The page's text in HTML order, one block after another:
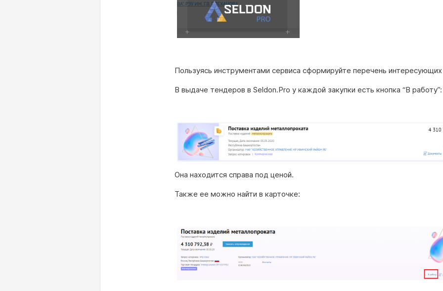
Пользуясь инструментами сервиса сформируйте перечень интересующих
В выдаче тендеров в Seldon.Pro у каждой закупки есть кнопка “В работу”:
Она находится справа под ценой.
Также ее можно найти в карточке: